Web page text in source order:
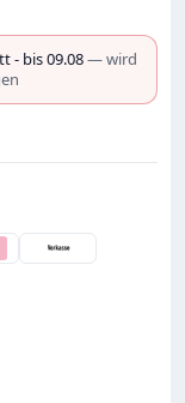
- bis 09.08— wird